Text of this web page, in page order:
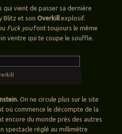
vient de passer sa dernière
Blitz et son Overkill explosif.
Fuck youfont toujours le même
ventre qui te coupe le souffle.
On ne circule plus sur le site
où commence le décompte de la
encore du monde près des autres
spectacle réglé au millimètre